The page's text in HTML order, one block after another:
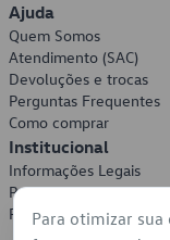
Ajuda
Quem Somos
Atendimento (SAC)
Devoluções e trocas
Perguntas Frequentes
Como comprar
Institucional
Informações Legais
Política de Privacidade
Política de Cookies
Para otimizar sua